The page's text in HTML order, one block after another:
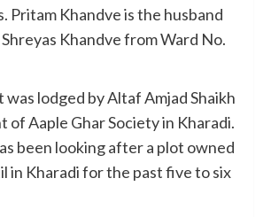
Pritam Khandve is the husband
Khandve from Ward No.
was lodged by Altaf Amjad Shaikh
of Aaple Ghar Society in Kharadi.
been looking after a plot owned
in Kharadi for the past five to six